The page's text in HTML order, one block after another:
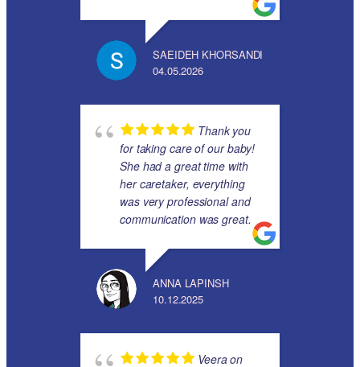
SAEIDEH KHORSANDI
04.05.2026
Thank you
for taking care of our baby!
She had a great time with
her caretaker, everything
was very professional and
communication was great.
ANNA LAPINSH
10.12.2025
Veera on